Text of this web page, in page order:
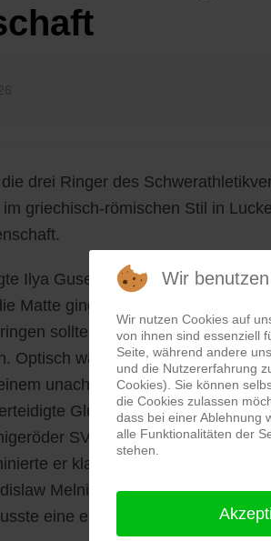
drei Ringer des
griechisch-römischen Stil in
Ilya Gusev (WKG Metternich-
Matte ging. Gleich im ersten
sollte. Gusev erwischte
Optisch war er der aktivere
unachtsamen Moment zog
Gluch bis zum Schluss.
SV) keine Chance und
er klar und besiegte Ben
Melnikov (TuS Adelhausen)
eine entscheidende
Wir
Wir nutzen Cookies auf
von ihnen sind essenziell
Seite, während andere
und die Nutzererfahrung
Cookies). Sie können
die Cookies zulassen
dass bei einer Ablehnung
alle Funktionalitäten der
stehen.